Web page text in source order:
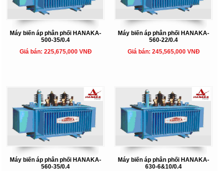
Máy biến áp phân phối HANAKA-
500-35/0.4
Giá bán: 225,675,000 VNĐ
Máy biến áp phân phối HANAKA-
560-22/0.4
Giá bán: 245,565,000 VNĐ
Máy biến áp phân phối HANAKA-
560-35/0.4
Máy biến áp phân phối HANAKA-
630-6&10/0.4